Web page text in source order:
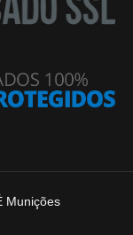
Munições